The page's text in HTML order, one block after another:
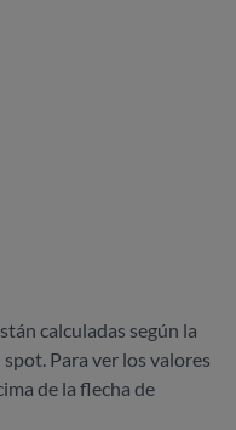
calculadas según la
Para ver los valores
de la flecha de